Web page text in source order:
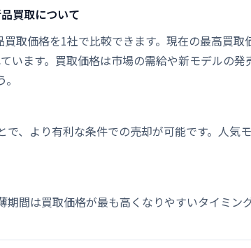
買取について
取価格を1社で比較できます。現在の最高買取
ます。買取価格は市場の需給や新モデルの発
、より有利な条件での売却が可能です。人気
間は買取価格が最も高くなりやすいタイミン